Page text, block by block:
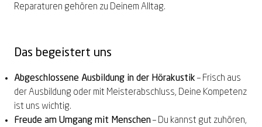
Reparaturen gehören zu Deinem Alltag.
Das begeistert uns
Abgeschlossene Ausbildung in der Hörakustik– Frisch aus
der Ausbildung oder mit Meisterabschluss, Deine Kompetenz
ist uns wichtig.
Freude am Umgang mit Menschen– Du kannst gut zuhören,